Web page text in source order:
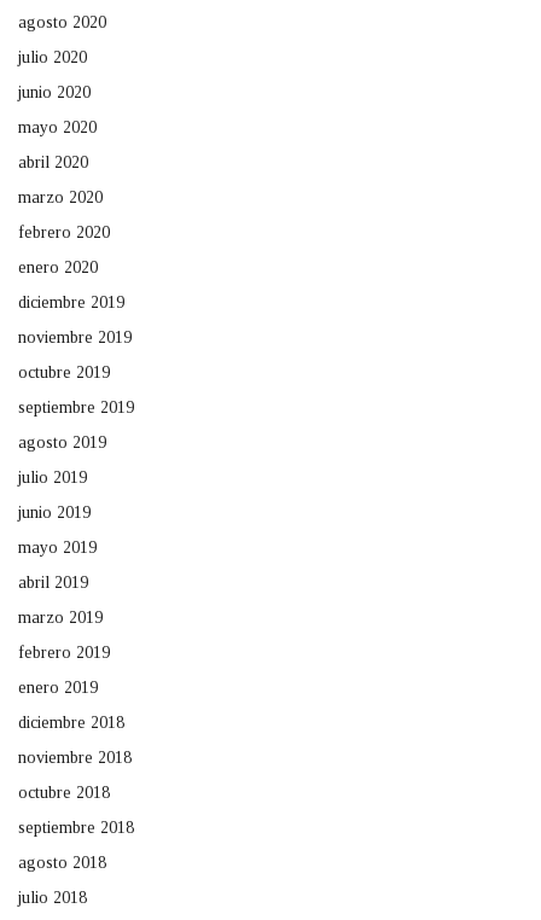
agosto 2020
julio 2020
junio 2020
mayo 2020
abril 2020
marzo 2020
febrero 2020
enero 2020
diciembre 2019
noviembre 2019
octubre 2019
septiembre 2019
agosto 2019
julio 2019
junio 2019
mayo 2019
abril 2019
marzo 2019
febrero 2019
enero 2019
diciembre 2018
noviembre 2018
octubre 2018
septiembre 2018
agosto 2018
julio 2018